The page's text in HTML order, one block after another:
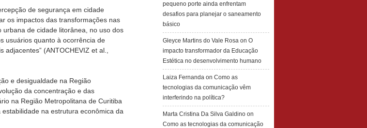
de segurança em cidade
os impactos das transformações nas
de cidade litorânea, no uso dos
usuários quanto à ocorrência de
(ANTOCHEVIZ et al.,
e desigualdade na Região
da concentração e das
na Região Metropolitana de Curitiba
na estrutura econômica da
pequeno porte ainda enfrentam
desafios para planejar o saneamento
básico
Gleyce Martins do Vale Rosa on O
impacto transformador da Educação
Estética no desenvolvimento humano
Laiza Fernanda on Como as
tecnologias da comunicação vêm
interferindo na política?
Marta Cristina Da Silva Galdino on
Como as tecnologias da comunicação